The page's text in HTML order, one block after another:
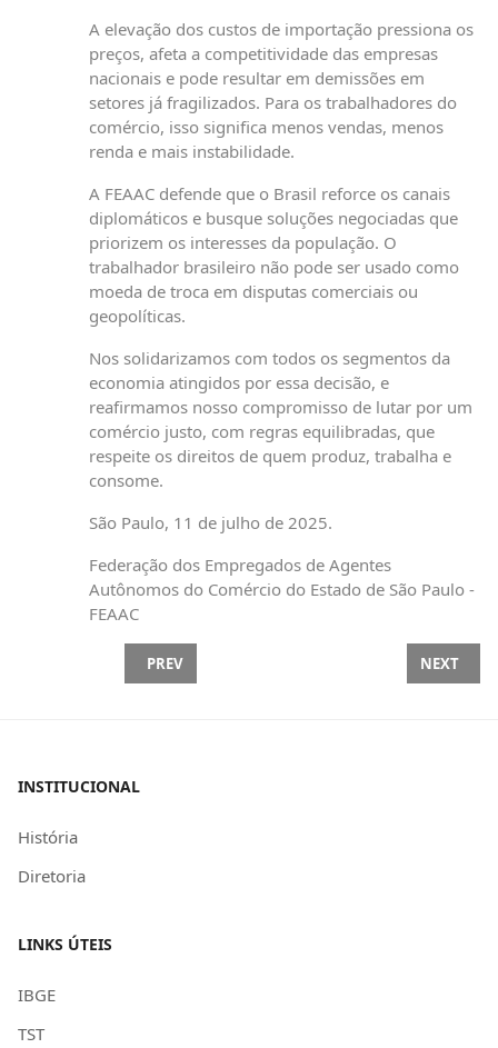
A elevação dos custos de importação pressiona os
preços, afeta a competitividade das empresas
nacionais e pode resultar em demissões em
setores já fragilizados. Para os trabalhadores do
comércio, isso significa menos vendas, menos
renda e mais instabilidade.
A FEAAC defende que o Brasil reforce os canais
diplomáticos e busque soluções negociadas que
priorizem os interesses da população. O
trabalhador brasileiro não pode ser usado como
moeda de troca em disputas comerciais ou
geopolíticas.
Nos solidarizamos com todos os segmentos da
economia atingidos por essa decisão, e
reafirmamos nosso compromisso de lutar por um
comércio justo, com regras equilibradas, que
respeite os direitos de quem produz, trabalha e
consome.
São Paulo, 11 de julho de 2025.
Federação dos Empregados de Agentes
Autônomos do Comércio do Estado de São Paulo -
FEAAC
PREVIOUS ARTICLE: PELA SEXTA VEZ, DEPUTADO
PREV NEXT
NEXT
INSTITUCIONAL
História
Diretoria
LINKS ÚTEIS
IBGE
TST